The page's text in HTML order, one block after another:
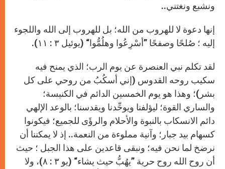
ونشبع ونغتني..
إنها دعوة لا للهروب من الله؛ بل للهروب إلى الله واللجوء
إليه ؛ صُلحًا وصفحًا ”أسْرِعُوا وهلُمُّوا“ (يوئيل ٣ : ١١).
لقد تكلم نبي العنصرة عن يوم الرب؛ الذﻱ يمنح فيه
سكيب روحه القدوس (إني أسكُبُ من روحي على كل
بشر)؛ وهذا هو يوم الخمسين الدائم في الكنيسة؛
والسارﻱ القوة؛ ليؤلفنا ويوحِّدنا ويقدسنا؛ بالوعد الإلهي
دائم الانسكاب بالنبوة والأحلام والرؤَى للجميع؛ فيكونوا
كسهام بيد جبار؛ وآنية مملوءة من النعمة.. إذ لا يمكننا أن
نرضخ لما نحن فيه؛ ونبقى قاعدين على هذا الجبل ؛ حيث
أن روح الله روح حرية ”يهُبُّ حيث يشاء“ (يو ٣ : ٨)، ولا